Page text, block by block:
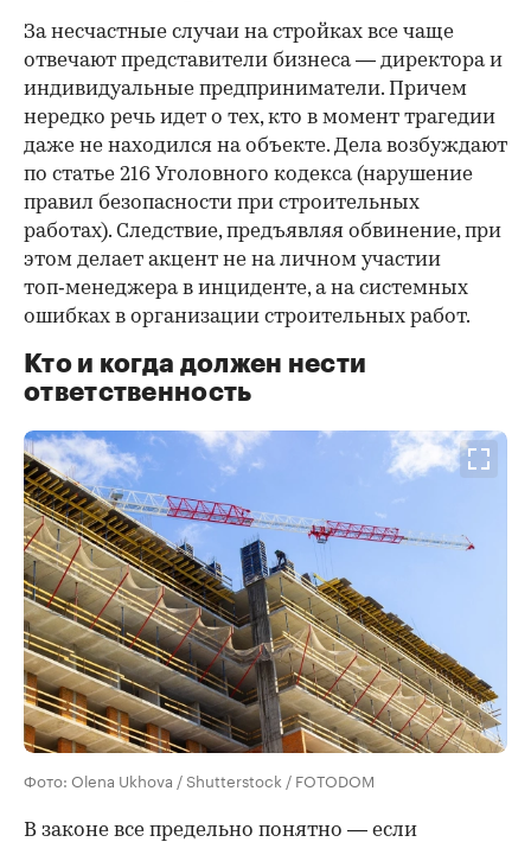
За несчастные случаи на стройках все чаще
отвечают представители бизнеса — директора и
индивидуальные предприниматели. Причем
нередко речь идет о тех, кто в момент трагедии
даже не находился на объекте. Дела возбуждают
по статье 216 Уголовного кодекса (нарушение
правил безопасности при строительных
работах). Следствие, предъявляя обвинение, при
этом делает акцент не на личном участии
топ‑менеджера в инциденте, а на системных
ошибках в организации строительных работ.
Кто и когда должен нести
ответственность
Фото: Olena Ukhova / Shutterstock / FOTODOM
В законе все предельно понятно — если